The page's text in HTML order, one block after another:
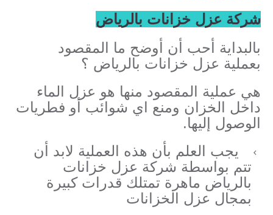
شركة عزل خزانات بالرياض
بالبداية أحب أن أوضح ما المقصود
بعملية عزل خزانات بالرياض ؟
هي عملية المقصود منها هو عزل الماء
داخل الخزان ومنع اي شوائب أو فطريات
الوصول إليها.
يجب العلم بأن هذه العملية لابد أن
تتم بواسطة شركة عزل خزانات
بالرياض ماهرة تمتلك قدرات كبيرة
بمجال عزل الخزانات